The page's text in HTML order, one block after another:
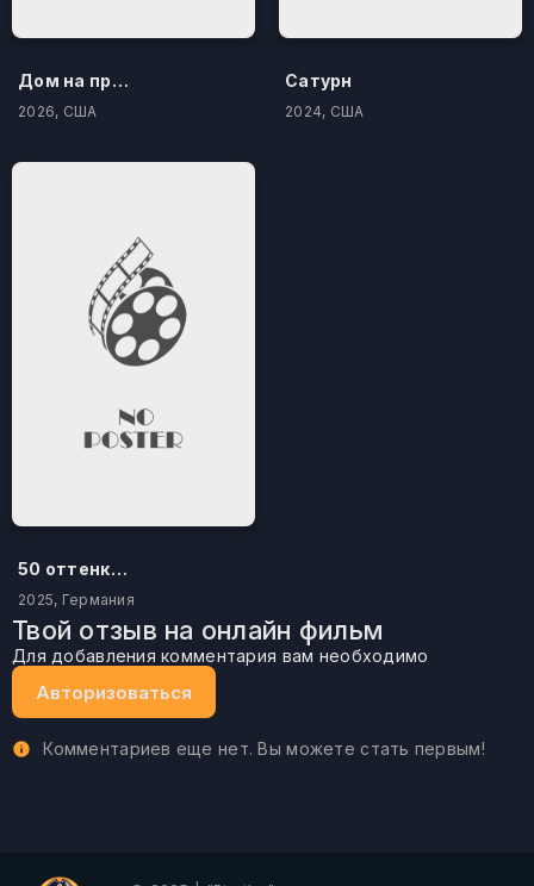
Дом на проклятом холме
2026, США
Сатурн
2024, США
50 оттенков бестселлера
2025, Германия
Твой отзыв на онлайн фильм
Для добавления комментария вам необходимо
Авторизоваться
Комментариев еще нет. Вы можете стать первым!